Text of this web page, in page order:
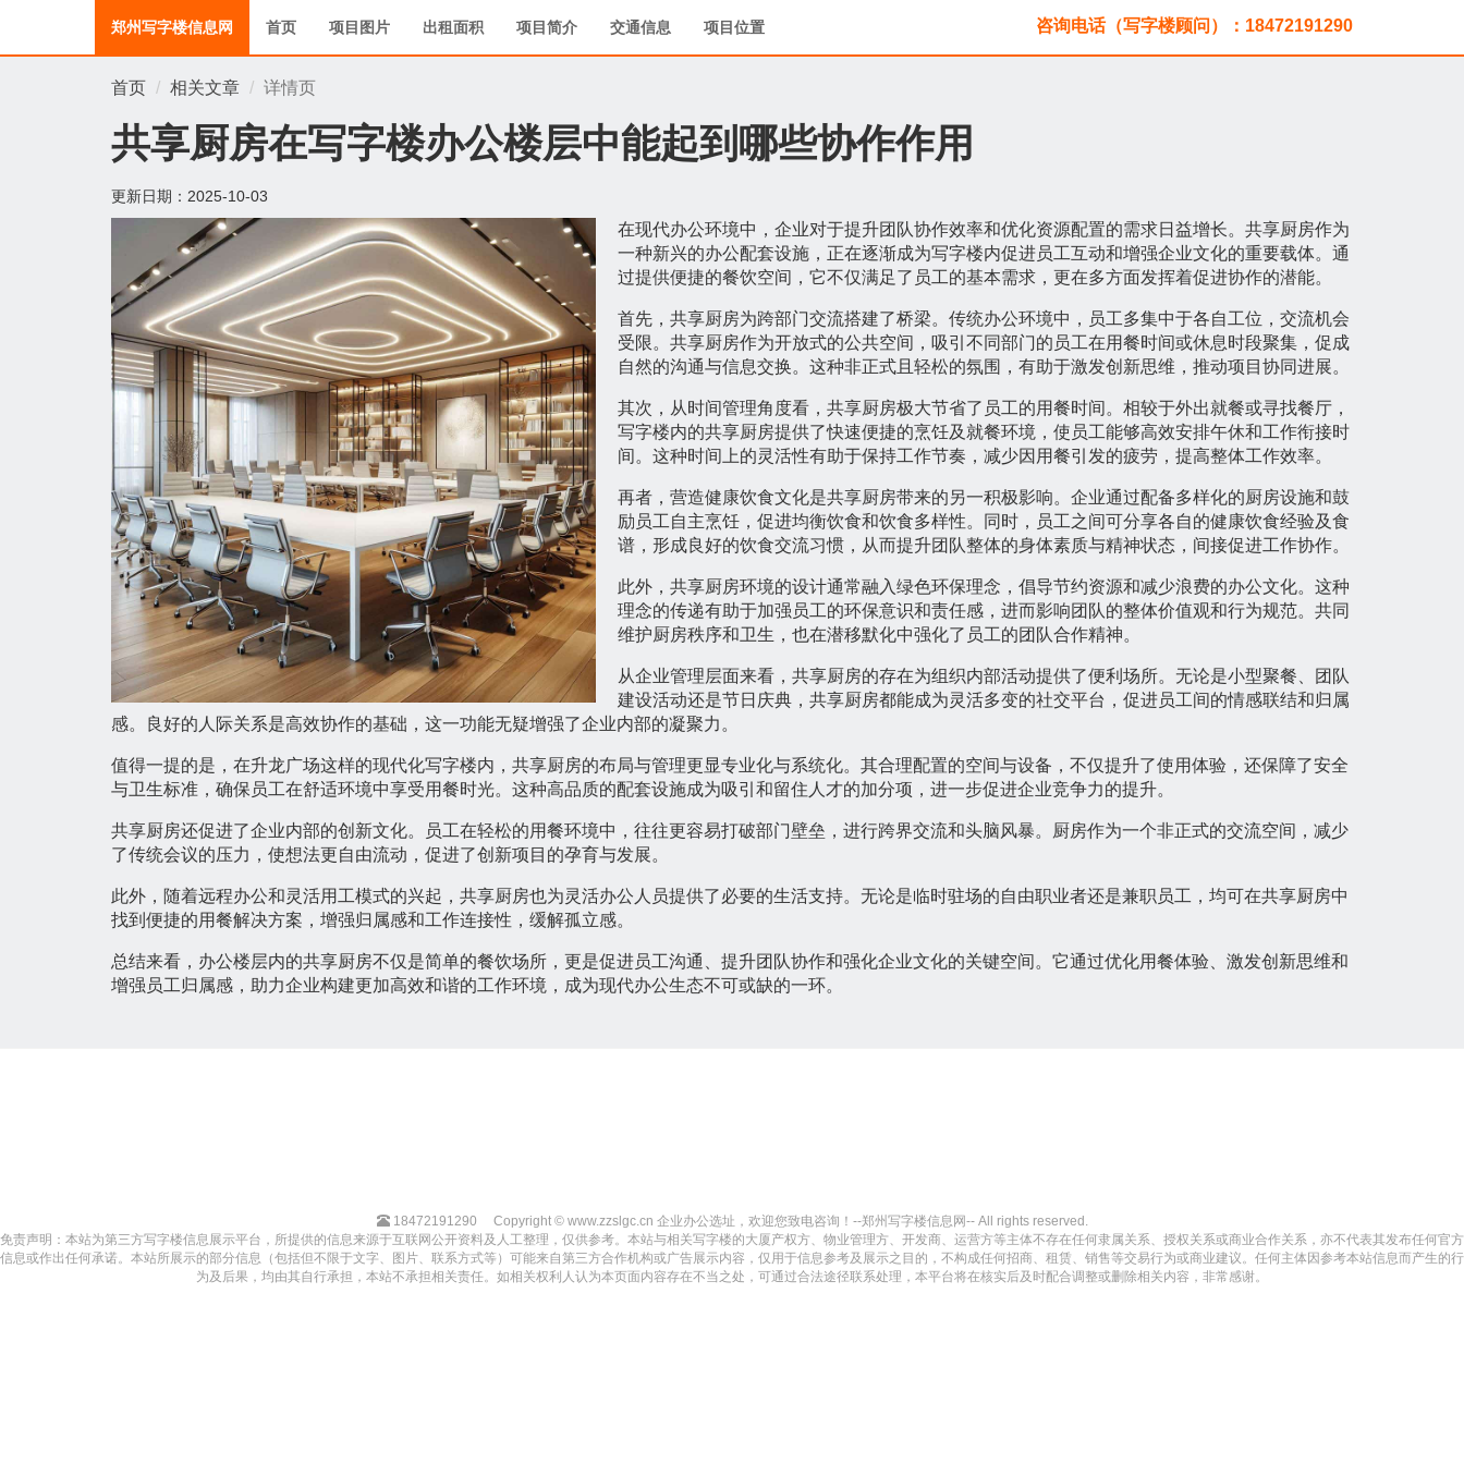
郑州写字楼信息网 首页 项目图片 出租面积 项目简介 交通信息 项目位置 咨询电话（写字楼顾问）：18472191290
首页 相关文章 详情页
共享厨房在写字楼办公楼层中能起到哪些协作作用
更新日期： 2025-10-03
在现代办公环境中，企业对于提升团队协作效率和优化资源配置的需求日益增长。共享厨房作为
一种新兴的办公配套设施，正在逐渐成为写字楼内促进员工互动和增强企业文化的重要载体。通
过提供便捷的餐饮空间，它不仅满足了员工的基本需求，更在多方面发挥着促进协作的潜能。
首先，共享厨房为跨部门交流搭建了桥梁。传统办公环境中，员工多集中于各自工位，交流机会
受限。共享厨房作为开放式的公共空间，吸引不同部门的员工在用餐时间或休息时段聚集，促成
自然的沟通与信息交换。这种非正式且轻松的氛围，有助于激发创新思维，推动项目协同进展。
其次，从时间管理角度看，共享厨房极大节省了员工的用餐时间。相较于外出就餐或寻找餐厅，
写字楼内的共享厨房提供了快速便捷的烹饪及就餐环境，使员工能够高效安排午休和工作衔接时
间。这种时间上的灵活性有助于保持工作节奏，减少因用餐引发的疲劳，提高整体工作效率。
再者，营造健康饮食文化是共享厨房带来的另一积极影响。企业通过配备多样化的厨房设施和鼓
励员工自主烹饪，促进均衡饮食和饮食多样性。同时，员工之间可分享各自的健康饮食经验及食
谱，形成良好的饮食交流习惯，从而提升团队整体的身体素质与精神状态，间接促进工作协作。
此外，共享厨房环境的设计通常融入绿色环保理念，倡导节约资源和减少浪费的办公文化。这种
理念的传递有助于加强员工的环保意识和责任感，进而影响团队的整体价值观和行为规范。共同
维护厨房秩序和卫生，也在潜移默化中强化了员工的团队合作精神。
从企业管理层面来看，共享厨房的存在为组织内部活动提供了便利场所。无论是小型聚餐、团队
建设活动还是节日庆典，共享厨房都能成为灵活多变的社交平台，促进员工间的情感联结和归属
感。良好的人际关系是高效协作的基础，这一功能无疑增强了企业内部的凝聚力。
值得一提的是，在升龙广场这样的现代化写字楼内，共享厨房的布局与管理更显专业化与系统化。其合理配置的空间与设备，不仅提升了使用体验，还保障了安全
与卫生标准，确保员工在舒适环境中享受用餐时光。这种高品质的配套设施成为吸引和留住人才的加分项，进一步促进企业竞争力的提升。
共享厨房还促进了企业内部的创新文化。员工在轻松的用餐环境中，往往更容易打破部门壁垒，进行跨界交流和头脑风暴。厨房作为一个非正式的交流空间，减少
了传统会议的压力，使想法更自由流动，促进了创新项目的孕育与发展。
此外，随着远程办公和灵活用工模式的兴起，共享厨房也为灵活办公人员提供了必要的生活支持。无论是临时驻场的自由职业者还是兼职员工，均可在共享厨房中
找到便捷的用餐解决方案，增强归属感和工作连接性，缓解孤立感。
总结来看，办公楼层内的共享厨房不仅是简单的餐饮场所，更是促进员工沟通、提升团队协作和强化企业文化的关键空间。它通过优化用餐体验、激发创新思维和
增强员工归属感，助力企业构建更加高效和谐的工作环境，成为现代办公生态不可或缺的一环。
18472191290
Copyright © www.zzslgc.cn 企业办公选址，欢迎您致电咨询！--郑州写字楼信息网-- All rights reserved.
免责声明：本站为第三方写字楼信息展示平台，所提供的信息来源于互联网公开资料及人工整理，仅供参考。本站与相关写字楼的大厦产权方、物业管理方、开发商、运营方等主体不存在任何隶属关系、授权关系或商业合作关系，亦不代表其发布任何官方
信息或作出任何承诺。本站所展示的部分信息（包括但不限于文字、图片、联系方式等）可能来自第三方合作机构或广告展示内容，仅用于信息参考及展示之目的，不构成任何招商、租赁、销售等交易行为或商业建议。任何主体因参考本站信息而产生的行
为及后果，均由其自行承担，本站不承担相关责任。如相关权利人认为本页面内容存在不当之处，可通过合法途径联系处理，本平台将在核实后及时配合调整或删除相关内容，非常感谢。